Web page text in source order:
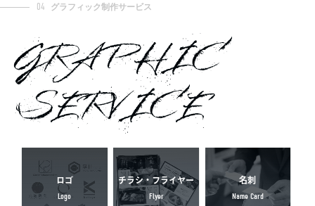
04 グラフィック制作サービス
GRAPHIC
SERVICE
ロゴ
Logo
チラシ・フライヤー
Flyer
名刺
Name Card